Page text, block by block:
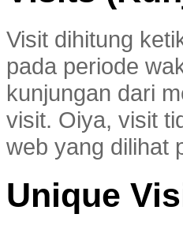
Visit dihitung
pada periode
kunjungan dari
visit. Oiya, visit
web yang dilihat
Unique